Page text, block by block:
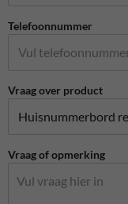
Telefoonnummer
Vraag over product
Vraag of opmerking